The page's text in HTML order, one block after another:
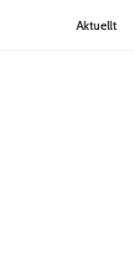
Aktuellt